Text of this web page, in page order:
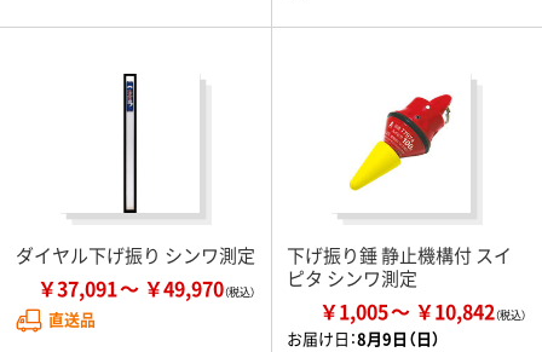
ダイヤル下げ振り シンワ測定
￥37,091 ￥49,970
直送品
下げ振り錘 静止機構付 スイ
ピタ シンワ測定
￥1,005 ￥10,842
お届け日：8月9日（日）